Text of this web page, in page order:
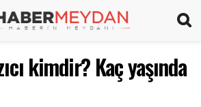
kimdir? Kaç yaşında